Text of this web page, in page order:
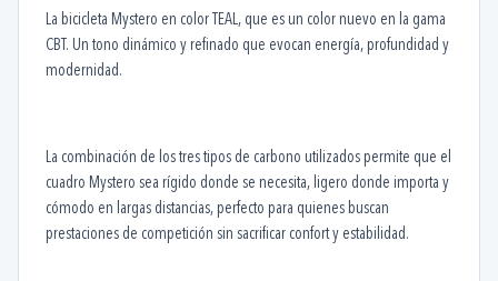
La bicicleta Mystero en color TEAL, que es un color nuevo en la gama
CBT. Un tono dinámico y refinado que evocan energía, profundidad y
modernidad.
La combinación de los tres tipos de carbono utilizados permite que el
cuadro Mystero sea rígido donde se necesita, ligero donde importa y
cómodo en largas distancias, perfecto para quienes buscan
prestaciones de competición sin sacrificar confort y estabilidad.